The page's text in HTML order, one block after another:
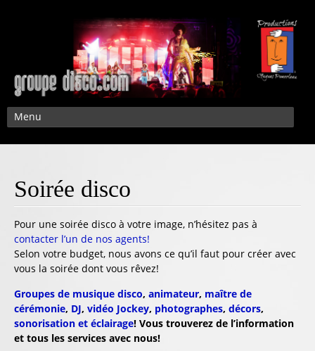
Menu
Soirée disco
Pour une soirée disco à votre image, n’hésitez pas à
contacter l’un de nos agents!
Selon votre budget, nous avons ce qu’il faut pour créer avec
vous la soirée dont vous rêvez!
Groupes de musique disco, animateur, maître de
cérémonie, DJ, vidéo Jockey, photographes, décors,
sonorisation et éclairage! Vous trouverez de l’information
et tous les services avec nous!